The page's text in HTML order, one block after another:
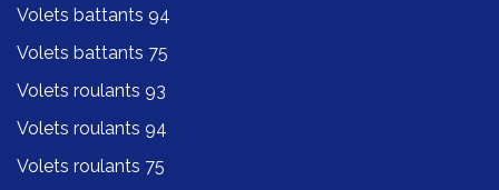
Volets battants 94
Volets battants 75
Volets roulants 93
Volets roulants 94
Volets roulants 75